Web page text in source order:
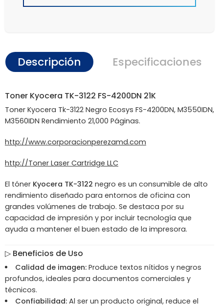
Descripción Especificaciones
Toner Kyocera TK-3122 FS-4200DN 21K
Toner Kyocera Tk-3122 Negro Ecosys FS-4200DN, M3550IDN,
M3560IDN Rendimiento 21,000 Páginas.
http://www.corporacionperezamd.com
http://Toner Laser Cartridge LLC
El tóner Kyocera TK-3122 negro es un consumible de alto
rendimiento diseñado para entornos de oficina con
grandes volúmenes de trabajo. Se destaca por su
capacidad de impresión y por incluir tecnología que
ayuda a mantener el buen estado de la impresora.
▷ Beneficios de Uso
Calidad de imagen:Produce textos nítidos y negros
profundos, ideales para documentos comerciales y
técnicos.
Confiabilidad:Al ser un producto original, reduce el